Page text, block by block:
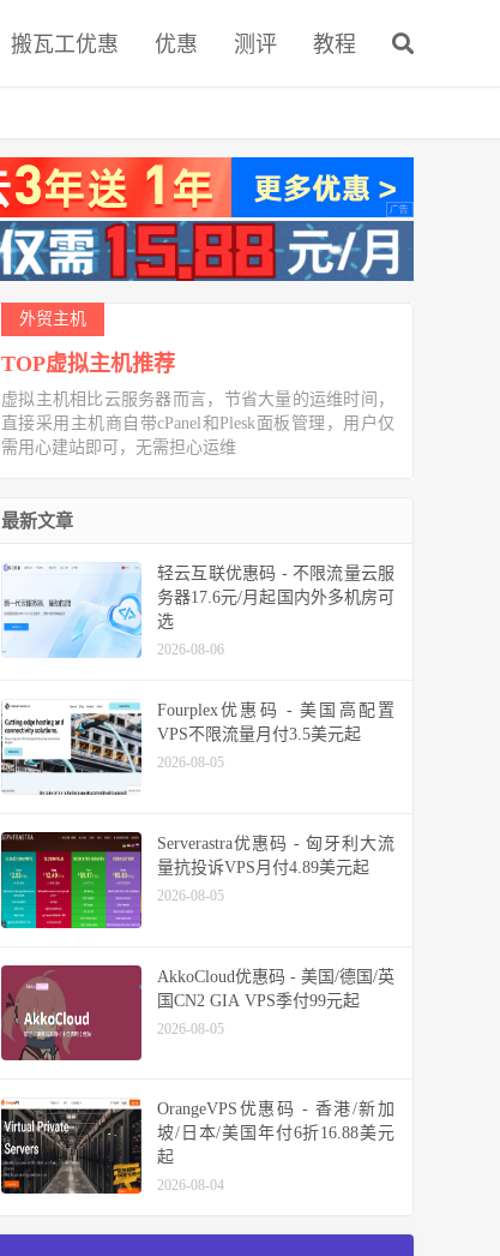
搬瓦工优惠 优惠 测评 教程
外贸主机
TOP虚拟主机推荐
虚拟主机相比云服务器而言，节省大量的运维时间，
直接采用主机商自带cPanel和Plesk面板管理，用户仅
需用心建站即可，无需担心运维
最新文章
轻云互联优惠码 - 不限流量云服
务器17.6元/月起国内外多机房可
选
2026-08-06
Fourplex优惠码 - 美国高配置
VPS不限流量月付3.5美元起
2026-08-05
Serverastra优惠码 - 匈牙利大流
量抗投诉VPS月付4.89美元起
2026-08-05
AkkoCloud优惠码 - 美国/德国/英
国CN2 GIA VPS季付99元起
2026-08-05
OrangeVPS优惠码 - 香港/新加
坡/日本/美国年付6折16.88美元
起
2026-08-04